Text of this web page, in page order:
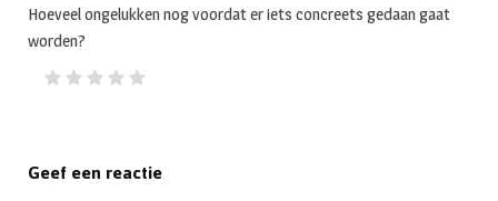
Hoeveel ongelukken nog voordat er iets concreets gedaan gaat
worden?
Geef een reactie